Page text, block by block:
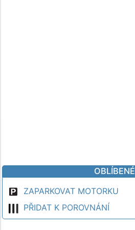
OBLÍBENÉ
ZAPARKOVAT MOTORKU
PŘIDAT K POROVNÁNÍ